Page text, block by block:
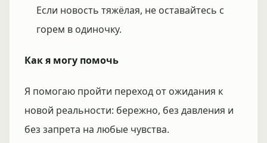
Если новость тяжёлая, не оставайтесь с
горем в одиночку.
Как я могу помочь
Я помогаю пройти переход от ожидания к
новой реальности: бережно, без давления и
без запрета на любые чувства.